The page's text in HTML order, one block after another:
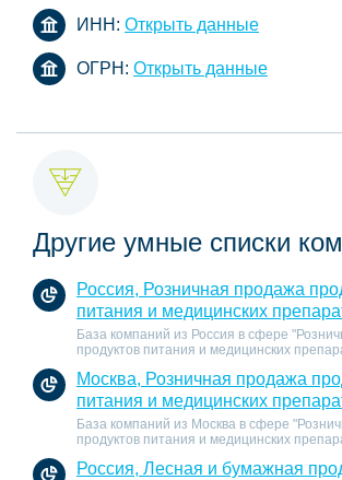
ИНН: Открыть данные
ОГРН: Открыть данные
Другие умные списки
Россия, Розничная продажа
питания и медицинских
База компаний из Россия в сфере
продуктов питания и медицинских
Москва, Розничная продажа
питания и медицинских
База компаний из Москва в сфере
продуктов питания и медицинских
Россия, Лесная и бумажная